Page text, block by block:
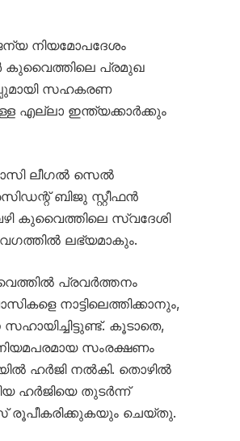
നിയമോപദേശം
കുവൈത്തിലെ പ്രമുഖ
സഹകരണ
എല്ലാ ഇന്ത്യക്കാർക്കും
ലീഗൽ സെൽ
ബിജു സ്റ്റീഫൻ
കുവൈത്തിലെ സ്വദേശി
ലഭ്യമാകും.
പ്രവർത്തനം
നാട്ടിലെത്തിക്കാനും,
കൂടാതെ,
സംരക്ഷണം
ഹർജി നൽകി. തൊഴിൽ
ഹർജിയെ തുടർന്ന്
രൂപീകരിക്കുകയും ചെയ്തു.